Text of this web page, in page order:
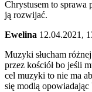
Chrystusem to sprawa
ją rozwijać.
Ewelina 12.04.2021,
Muzyki słucham
przez kościół bo jeśli
cel muzyki to nie ma
się modlą